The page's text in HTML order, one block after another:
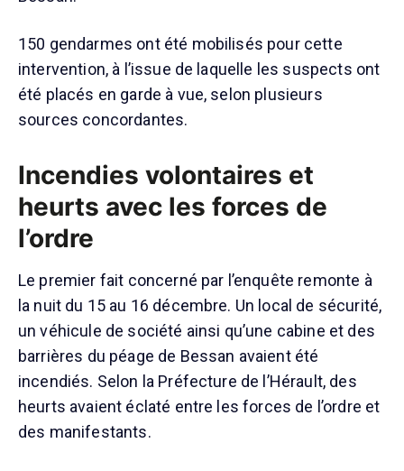
150 gendarmes ont été mobilisés pour cette
intervention, à l’issue de laquelle les suspects ont
été placés en garde à vue, selon plusieurs
sources concordantes.
Incendies volontaires et
heurts avec les forces de
l’ordre
Le premier fait concerné par l’enquête remonte à
la nuit du 15 au 16 décembre. Un local de sécurité,
un véhicule de société ainsi qu’une cabine et des
barrières du péage de Bessan avaient été
incendiés. Selon la Préfecture de l’Hérault, des
heurts avaient éclaté entre les forces de l’ordre et
des manifestants.